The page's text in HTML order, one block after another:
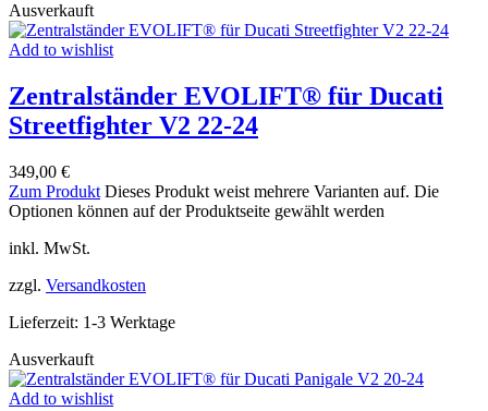
Ausverkauft
Add to wishlist
Zentralständer EVOLIFT® für Ducati
Streetfighter V2 22-24
349,00 €
Zum Produkt Dieses Produkt weist mehrere Varianten auf. Die
Optionen können auf der Produktseite gewählt werden
inkl. MwSt.
zzgl. Versandkosten
Lieferzeit: 1-3 Werktage
Ausverkauft
Add to wishlist